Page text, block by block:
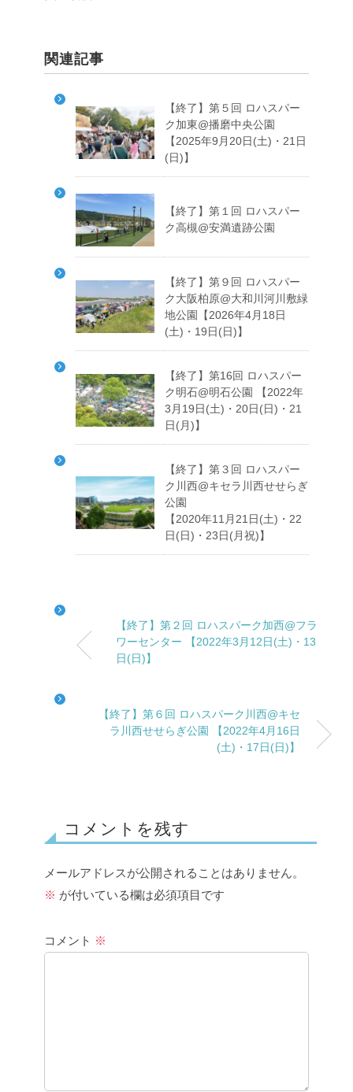
関連記事
【終了】第５回 ロハスパー
ク加東@播磨中央公園
【2025年9月20日(土)・21日
(日)】
【終了】第１回 ロハスパー
ク高槻@安満遺跡公園
【終了】第９回 ロハスパー
ク大阪柏原@大和川河川敷緑
地公園【2026年4月18日
(土)・19日(日)】
【終了】第16回 ロハスパー
ク明石@明石公園 【2022年
3月19日(土)・20日(日)・21
日(月)】
【終了】第３回 ロハスパー
ク川西@キセラ川西せせらぎ
公園
【2020年11月21日(土)・22
日(日)・23日(月祝)】
【終了】第２回 ロハスパーク加西@フラ
ワーセンター 【2022年3月12日(土)・13
日(日)】
【終了】第６回 ロハスパーク川西@キセ
ラ川西せせらぎ公園 【2022年4月16日
(土)・17日(日)】
コメントを残す
メールアドレスが公開されることはありません。
※ が付いている欄は必須項目です
コメント ※